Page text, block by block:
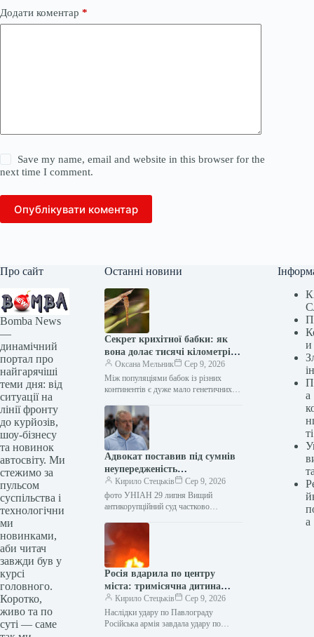
Додати коментар *
Save my name, email and website in this browser for the
next time I comment.
Опублікувати коментар
Про сайт
Bomba News
—
динамічний
портал про
найгарячіші
теми дня: від
ситуації на
лінії фронту
до курйозів,
шоу-бізнесу
та новинок
автосвіту. Ми
стежимо за
пульсом
суспільства і
технологічни
ми
новинками,
аби читач
завжди був у
курсі
головного.
Коротко,
живо та по
суті — саме
Останні новини
Секрет крихітної бабки: як
вона долає тисячі кілометрів
над океаном
Оксана Мельник
Сер 9, 2026
Між популяціями бабок із різних
континентів є дуже мало генетичних
Науковці з’ясували, що бабка руда
мандрівниця…
Адвокат поставив під сумнів
неупередженість
антикорупційної системи у
справі Галущенка
Кирило Стецьків
Сер 9, 2026
фото УНІАН 29 липня Вищий
антикорупційний суд частково
досудового розслідування у справі
ексміністра…
Росія вдарила по центру
міста: тримісячна дитина
серед поранених
Кирило Стецьків
Сер 9, 2026
Наслідки удару по Павлограду
Російська армія завдала удару по
и
а
ті
а